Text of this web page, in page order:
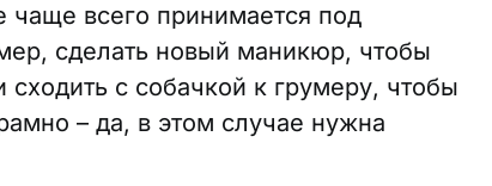
чаще всего принимается под
сделать новый маникюр, чтобы
сходить с собачкой к грумеру, чтобы
– да, в этом случае нужна